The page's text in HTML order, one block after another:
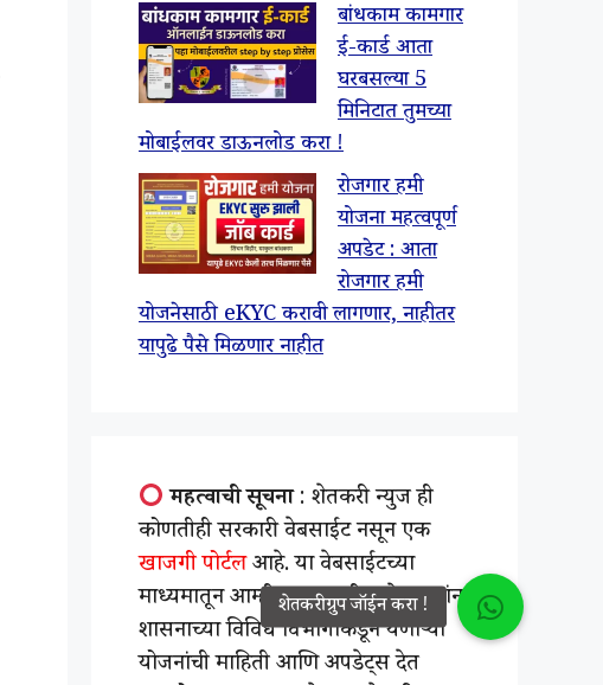
बांधकाम कामगार
ई-कार्ड आता
घरबसल्या 5
मिनिटात तुमच्या
मोबाईलवर डाऊनलोड करा !
रोजगार हमी
योजना महत्वपूर्ण
अपडेट : आता
रोजगार हमी
योजनेसाठी eKYC करावी लागणार, नाहीतर
यापुढे पैसे मिळणार नाहीत
महत्वाची सूचना: शेतकरी न्युज ही
कोणतीही सरकारी वेबसाईट नसून एक
खाजगी पोर्टलआहे. या वेबसाईटच्या
माध्यमातून आम्ही महाराष्ट्रातील शेतकऱ्यांना
शासनाच्या विविध विभागाकडून येणाऱ्या
योजनांची माहिती आणि अपडेट्स देत